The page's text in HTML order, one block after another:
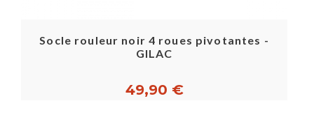
Socle rouleur noir 4 roues pivotantes -
GILAC
49,90 €